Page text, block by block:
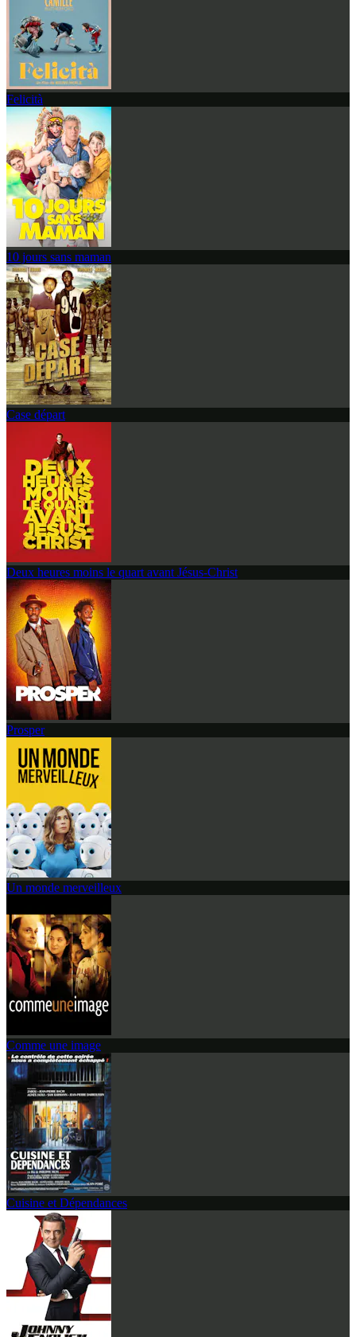
Felicità
10 jours sans maman
Case départ
Deux heures moins le quart avant Jésus-Christ
Prosper
Un monde merveilleux
Comme une image
Cuisine et Dépendances